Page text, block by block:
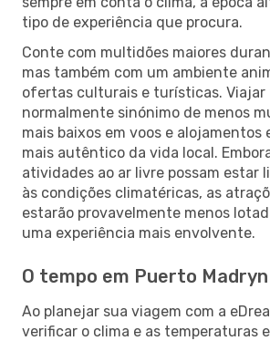
tipo de experiência que procura.
Conte com multidões maiores
mas também com um ambiente
ofertas culturais e turísticas. Viajar
normalmente sinónimo de menos
mais baixos em voos e alojamentos
mais autêntico da vida local.
atividades ao ar livre possam estar
às condições climatéricas, as
estarão provavelmente menos
uma experiência mais envolvente.
O tempo em Puerto Madryn
Ao planejar sua viagem com a
verificar o clima e as temperaturas